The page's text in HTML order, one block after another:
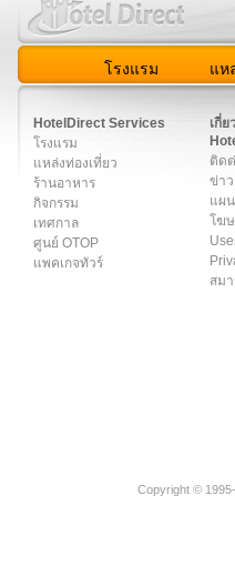
โรงแรม แห
HotelDirect Services
โรงแรม
แหล่งท่องเที่ยว
ร้านอาหาร
กิจกรรม
เทศกาล
ศูนย์ OTOP
แพคเกจทัวร์
เกี่ย
ติด
ข่า
แผ
โฆ
สม
Copyright ©